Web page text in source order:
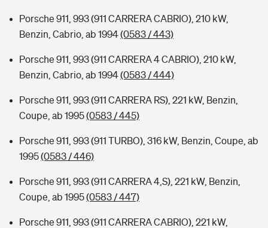
Porsche 911, 993 (911 CARRERA CABRIO), 210 kW,
Benzin, Cabrio, ab 1994(0583 / 443)
Porsche 911, 993 (911 CARRERA 4 CABRIO), 210 kW,
Benzin, Cabrio, ab 1994(0583 / 444)
Porsche 911, 993 (911 CARRERA RS), 221 kW, Benzin,
Coupe, ab 1995(0583 / 445)
Porsche 911, 993 (911 TURBO), 316 kW, Benzin, Coupe, ab
1995(0583 / 446)
Porsche 911, 993 (911 CARRERA 4,S), 221 kW, Benzin,
Coupe, ab 1995(0583 / 447)
Porsche 911, 993 (911 CARRERA CABRIO), 221 kW,